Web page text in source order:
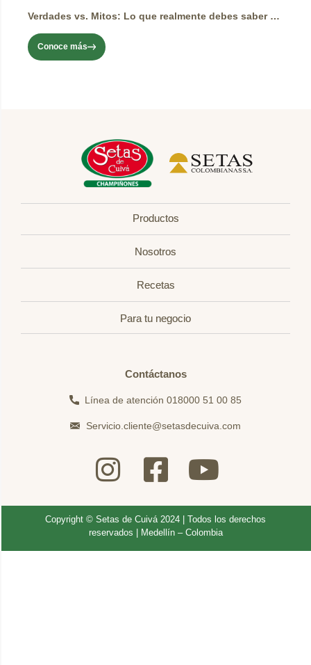
Verdades vs. Mitos: Lo que realmente debes saber sobre el cáncer de mama
Conoce más
Productos
Nosotros
Recetas
Para tu negocio
Contáctanos
Línea de atención 018000 51 00 85
Servicio.cliente@setasdecuiva.com
Copyright © Setas de Cuivá 2024 | Todos los derechos
reservados | Medellín – Colombia